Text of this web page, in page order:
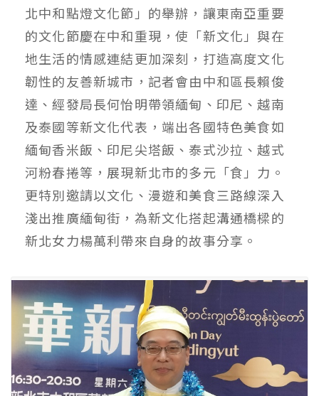
北中和點燈文化節」的舉辦，讓東南亞重要
的文化節慶在中和重現，使「新文化」與在
地生活的情感連結更加深刻，打造高度文化
韌性的友善新城市，記者會由中和區長賴俊
達、經發局長何怡明帶領緬甸、印尼、越南
及泰國等新文化代表，端出各國特色美食如
緬甸香米飯、印尼尖塔飯、泰式沙拉、越式
河粉春捲等，展現新北市的多元「食」力。
更特別邀請以文化、漫遊和美食三路線深入
淺出推廣緬甸街，為新文化搭起溝通橋樑的
新北女力楊萬利帶來自身的故事分享。